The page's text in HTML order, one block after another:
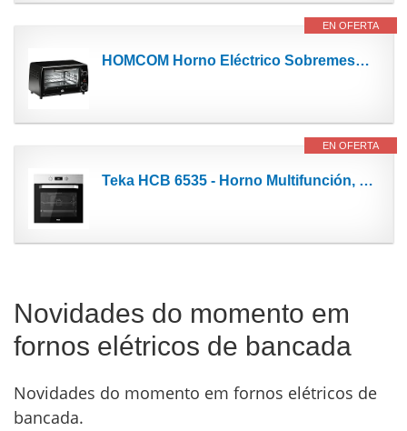
EN OFERTA
HOMCOM Horno Eléctrico Sobremesa 10 Litros 750W Horno Eléctrico Pequeño con Temperatura hasta 230...
EN OFERTA
Teka HCB 6535 - Horno Multifunción, con Tecnología Hydroclean ECO, Horno 60 cm, Horno Inox
Novidades do momento em
fornos elétricos de bancada
Novidades do momento em fornos elétricos de
bancada.